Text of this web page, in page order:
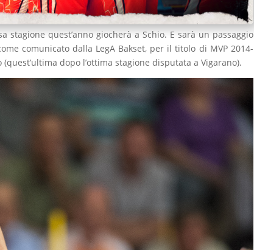
quest’anno giocherà a Schio. E sarà un passaggio
comunicato dalla LegA Bakset, per il titolo di MVP 2014-
dopo l’ottima stagione disputata a Vigarano).